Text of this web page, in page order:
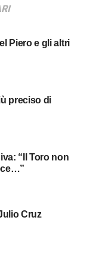
Piero e gli altri
preciso di
“Il Toro non
Cruz